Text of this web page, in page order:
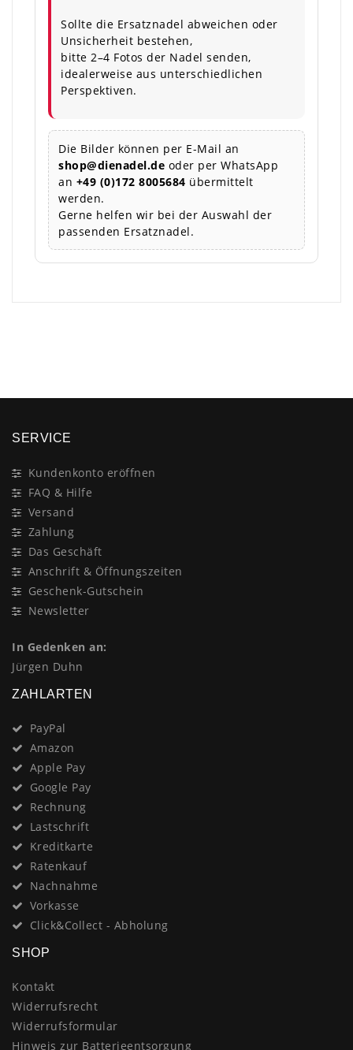
Sollte die Ersatznadel abweichen oder
Unsicherheit bestehen,
bitte 2–4 Fotos der Nadel senden,
idealerweise aus unterschiedlichen
Perspektiven.
Die Bilder können per E-Mail an
shop@dienadel.de oder per WhatsApp
an +49 (0)172 8005684 übermittelt
werden.
Gerne helfen wir bei der Auswahl der
passenden Ersatznadel.
SERVICE
Kundenkonto eröffnen
FAQ & Hilfe
Versand
Zahlung
Das Geschäft
Anschrift & Öffnungszeiten
Geschenk-Gutschein
Newsletter
In Gedenken an:
Jürgen Duhn
ZAHLARTEN
PayPal
Amazon
Apple Pay
Google Pay
Rechnung
Lastschrift
Kreditkarte
Ratenkauf
Nachnahme
Vorkasse
Click&Collect - Abholung
SHOP
Kontakt
Widerrufsrecht
Widerrufsformular
Hinweis zur Batterieentsorgung